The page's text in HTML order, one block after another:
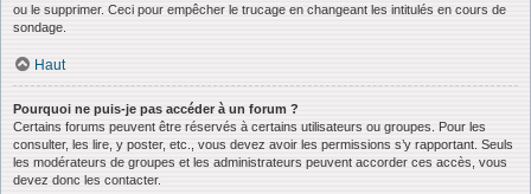
ou le supprimer. Ceci pour empêcher le trucage en changeant les intitulés en cours de
sondage.
Haut
Pourquoi ne puis-je pas accéder à un forum ?
Certains forums peuvent être réservés à certains utilisateurs ou groupes. Pour les
consulter, les lire, y poster, etc., vous devez avoir les permissions s’y rapportant. Seuls
les modérateurs de groupes et les administrateurs peuvent accorder ces accès, vous
devez donc les contacter.